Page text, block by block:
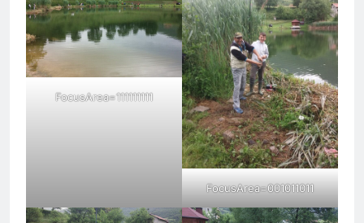
FocusArea=111111111
FocusArea=001011011